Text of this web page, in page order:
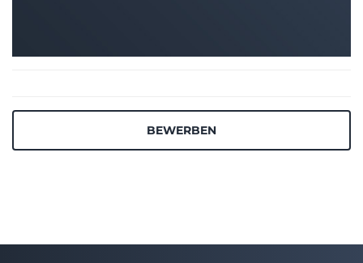
BEWERBEN